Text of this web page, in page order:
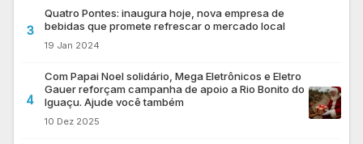
3
Quatro Pontes: inaugura hoje, nova empresa de
bebidas que promete refrescar o mercado local
19 Jan 2024
4
Com Papai Noel solidário, Mega Eletrônicos e Eletro
Gauer reforçam campanha de apoio a Rio Bonito do
Iguaçu. Ajude você também
10 Dez 2025